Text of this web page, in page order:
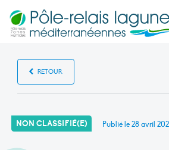
RETOUR
NON CLASSIFIÉ(E) Publié le28 avril